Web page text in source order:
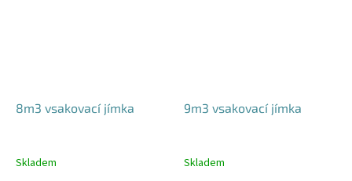
8m3 vsakovací jímka
Skladem
9m3 vsakovací jímka
Skladem